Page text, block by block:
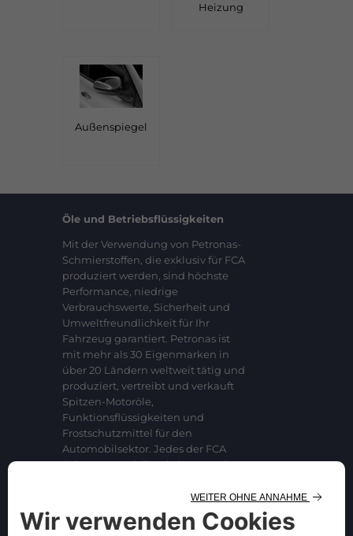
Heizung
Außenspiegel
Öle und Betriebsflüssigkeiten
Mit der Verwendung von Petronas-
Schmierstoffen, die exklusiv für FCA
produziert werden, sind höchste
Performance, niedrige
Verbrauchswerte, Sicherheit und
Umweltfreundlichkeit für Ihr
Fahrzeug garantiert. Petronas ist
mit mehr als 30 Eigenmarken in
über 20 Ländern weltweit tätig und
produziert, vertreibt und verkauft
Spitzen-Motoröle,
Funktionsflüssigkeiten und
Frostschutzmittel für den
Automobilsektor. Jedes der FCA
Fahrzeugmodelle wird von Werk
Originalprodukten geliefert, deren
weitere Verwendung wir in den
Betriebsanleitungen wärmstens